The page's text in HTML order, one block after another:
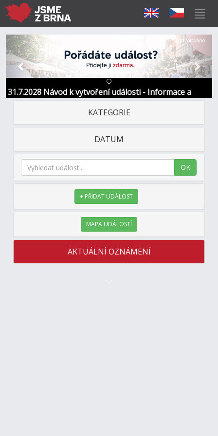
31.7.2028 Návod k vytvoření události - Informace a
kontakt
Předchozí Další
Sponzorováno
KATEGORIE
DATUM
OK
+ PŘIDAT UDÁLOST
MAPA UDÁLOSTÍ
AKTUÁLNÍ OZNÁMENÍ
---